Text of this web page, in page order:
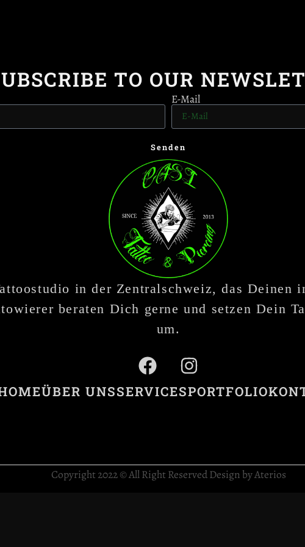
TO OUR
E-Mail
Senden
in der Zentralschweiz, das
beraten Dich gerne und setzen Dein
um.
ÜBER UNSSERVICESPORTFOLIO
Copyright 2022 © All Right Reserved Design by Aterios